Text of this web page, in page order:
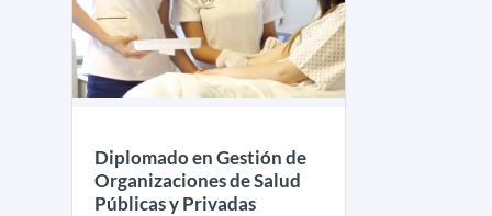
Diplomado en Gestión de
Organizaciones de Salud
Públicas y Privadas